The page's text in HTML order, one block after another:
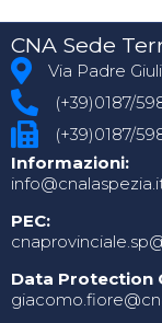
CNA Sede
Via Padre
(+39)0187/
(+39)0187/
Informazioni:
PEC:
Data Protection